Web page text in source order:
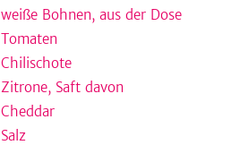
weiße Bohnen, aus der Dose
Tomaten
Chilischote
Zitrone, Saft davon
Cheddar
Salz